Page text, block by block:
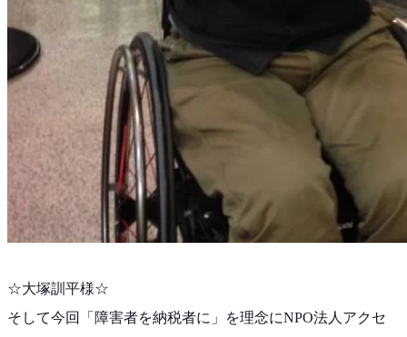
☆大塚訓平様☆
そして今回「障害者を納税者に」を理念にNPO法人アクセ